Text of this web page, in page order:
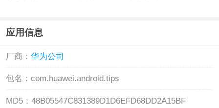
应用信息
厂商： 华为公司
包名： com.huawei.android.tips
MD5： 48B05547C831389D1D6EFD68DD2A15BF